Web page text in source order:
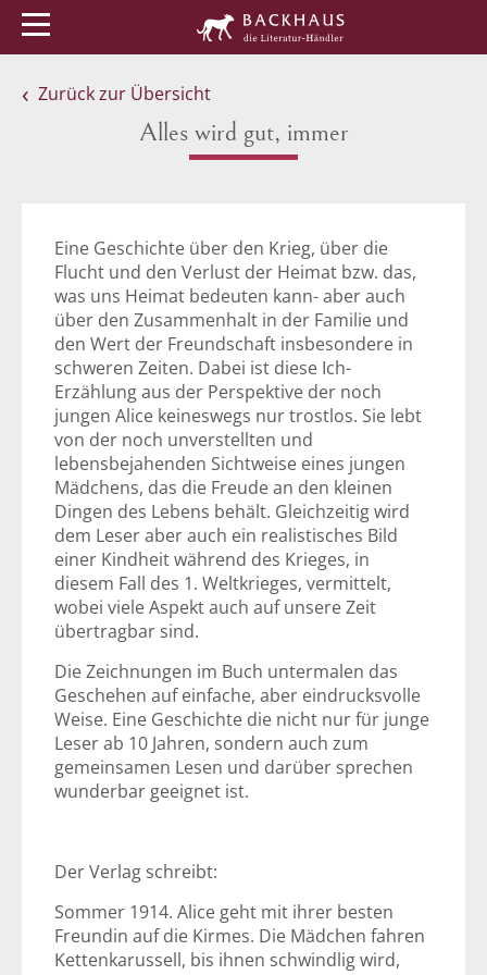
Zurück zur Übersicht
Alles wird gut, immer
Eine Geschichte über den Krieg, über die
Flucht und den Verlust der Heimat bzw. das,
was uns Heimat bedeuten kann- aber auch
über den Zusammenhalt in der Familie und
den Wert der Freundschaft insbesondere in
schweren Zeiten. Dabei ist diese Ich-
Erzählung aus der Perspektive der noch
jungen Alice keineswegs nur trostlos. Sie lebt
von der noch unverstellten und
lebensbejahenden Sichtweise eines jungen
Mädchens, das die Freude an den kleinen
Dingen des Lebens behält. Gleichzeitig wird
dem Leser aber auch ein realistisches Bild
einer Kindheit während des Krieges, in
diesem Fall des 1. Weltkrieges, vermittelt,
wobei viele Aspekt auch auf unsere Zeit
übertragbar sind.
Die Zeichnungen im Buch untermalen das
Geschehen auf einfache, aber eindrucksvolle
Weise. Eine Geschichte die nicht nur für junge
Leser ab 10 Jahren, sondern auch zum
gemeinsamen Lesen und darüber sprechen
wunderbar geeignet ist.
Der Verlag schreibt:
Sommer 1914. Alice geht mit ihrer besten
Freundin auf die Kirmes. Die Mädchen fahren
Kettenkarussell, bis ihnen schwindlig wird,